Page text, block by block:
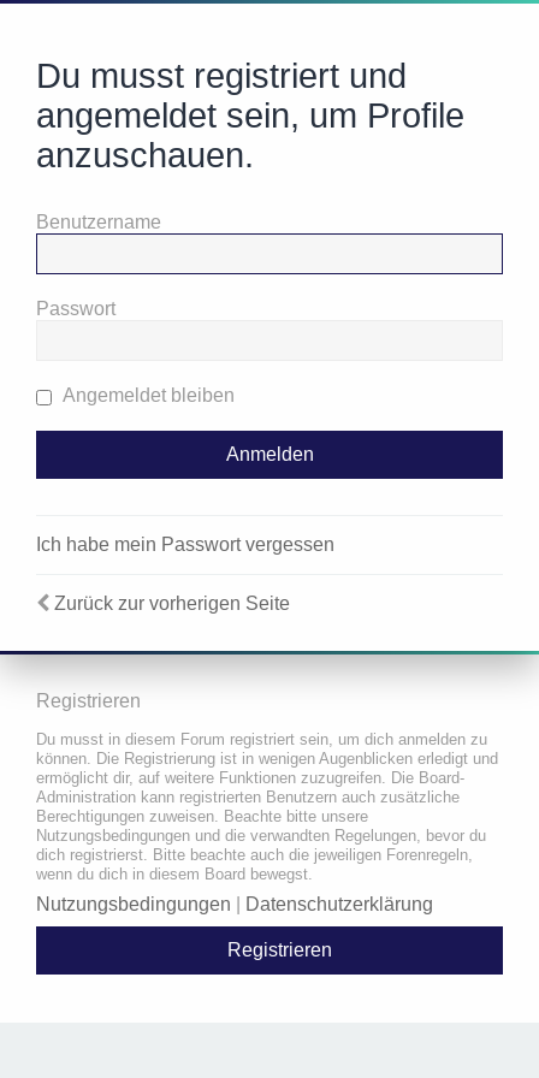
Du musst registriert und
angemeldet sein, um Profile
anzuschauen.
Benutzername
Passwort
Angemeldet bleiben
Ich habe mein Passwort vergessen
Zurück zur vorherigen Seite
Registrieren
Du musst in diesem Forum registriert sein, um dich anmelden zu
können. Die Registrierung ist in wenigen Augenblicken erledigt und
ermöglicht dir, auf weitere Funktionen zuzugreifen. Die Board-
Administration kann registrierten Benutzern auch zusätzliche
Berechtigungen zuweisen. Beachte bitte unsere
Nutzungsbedingungen und die verwandten Regelungen, bevor du
dich registrierst. Bitte beachte auch die jeweiligen Forenregeln,
wenn du dich in diesem Board bewegst.
Nutzungsbedingungen Datenschutzerklärung
Registrieren